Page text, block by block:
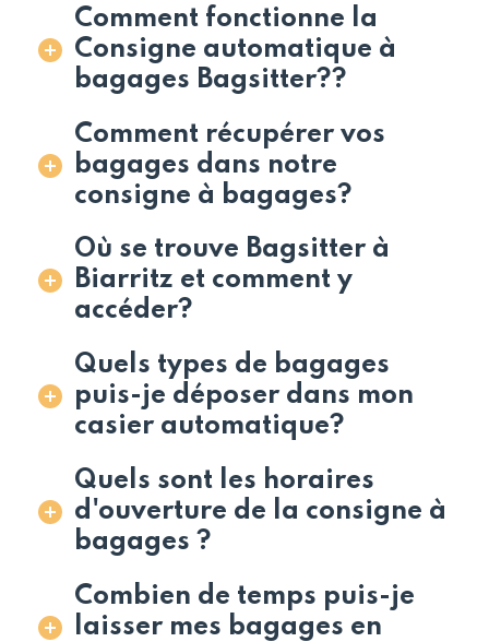
Comment fonctionne la
Consigne automatique à
bagages Bagsitter??
Comment récupérer vos
bagages dans notre
consigne à bagages?
Où se trouve Bagsitter à
Biarritz et comment y
accéder?
Quels types de bagages
puis-je déposer dans mon
casier automatique?
Quels sont les horaires
d'ouverture de la consigne à
bagages ?
Combien de temps puis-je
laisser mes bagages en